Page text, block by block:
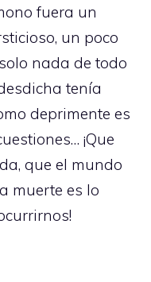
fuera un
un poco
nada de todo
tenía
deprimente es
¡Que
que el mundo
muerte es lo